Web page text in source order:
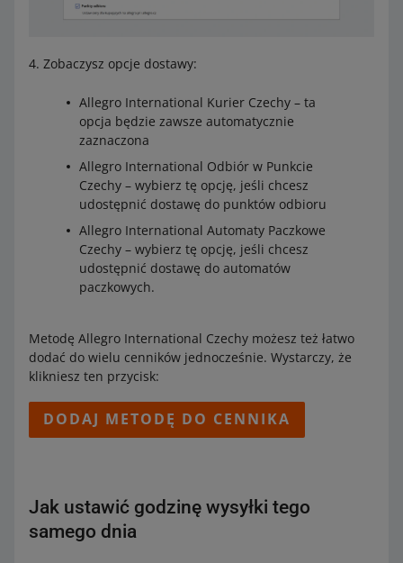
Zobaczysz opcje dostawy:
Allegro International Kurier Czechy – ta
opcja będzie zawsze automatycznie
zaznaczona
Allegro International Odbiór w Punkcie
Czechy – wybierz tę opcję, jeśli chcesz
udostępnić dostawę do punktów odbioru
Allegro International Automaty Paczkowe
Czechy – wybierz tę opcję, jeśli chcesz
udostępnić dostawę do automatów
paczkowych.
Metodę Allegro International Czechy możesz też łatwo
dodać do wielu cenników jednocześnie. Wystarczy, że
klikniesz ten przycisk:
DODAJ METODĘ DO CENNIKA
Jak ustawić godzinę wysyłki tego
samego dnia